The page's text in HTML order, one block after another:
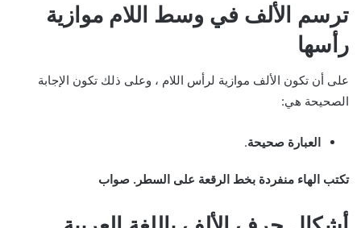
ترسم الألف في وسط اللام موازية
رأسها
على أن تكون الألف موازية لرأس اللام ، وعلى ذلك تكون الإجابة
الصحيحة هي:
العبارة صحيحة.
تكتب الهاء منفردة بخط الرقعة على السطر. صواب